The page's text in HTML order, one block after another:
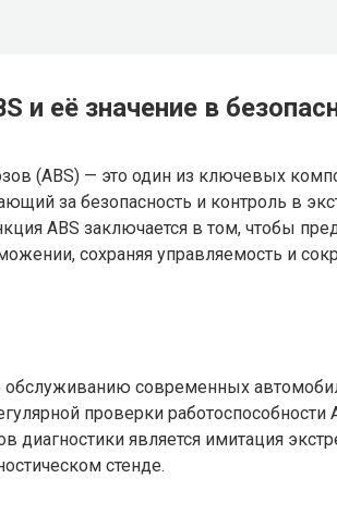
и её значение в
(ABS) — это один из ключевых
за безопасность и контроль в
ABS заключается в том, чтобы
сохраняя управляемость и
обслуживанию современных
проверки работоспособности
диагностики является имитация
стенде.